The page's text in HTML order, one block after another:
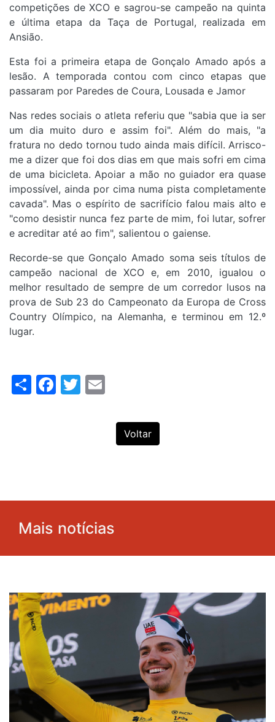
competições de XCO e sagrou-se campeão na quinta
e última etapa da Taça de Portugal, realizada em
Ansião.
Esta foi a primeira etapa de Gonçalo Amado após a
lesão. A temporada contou com cinco etapas que
passaram por Paredes de Coura, Lousada e Jamor
Nas redes sociais o atleta referiu que "sabia que ia ser
um dia muito duro e assim foi". Além do mais, "a
fratura no dedo tornou tudo ainda mais difícil. Arrisco-
me a dizer que foi dos dias em que mais sofri em cima
de uma bicicleta. Apoiar a mão no guiador era quase
impossível, ainda por cima numa pista completamente
cavada". Mas o espírito de sacrifício falou mais alto e
"como desistir nunca fez parte de mim, foi lutar, sofrer
e acreditar até ao fim", salientou o gaiense.
Recorde-se que Gonçalo Amado soma seis títulos de
campeão nacional de XCO e, em 2010, igualou o
melhor resultado de sempre de um corredor lusos na
prova de Sub 23 do Campeonato da Europa de Cross
Country Olímpico, na Alemanha, e terminou em 12.º
lugar.
ShareFacebook
Twitter
Voltar
Mais notícias